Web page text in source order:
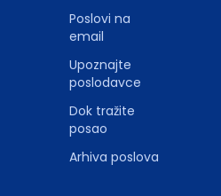
Poslovi na
email
Upoznajte
poslodavce
Dok tražite
posao
Arhiva poslova